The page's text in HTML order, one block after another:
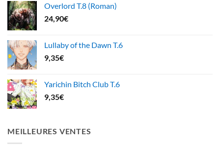
Overlord T.8 (Roman)
24,90€
Lullaby of the Dawn T.6
9,35€
Yarichin Bitch Club T.6
9,35€
MEILLEURES VENTES